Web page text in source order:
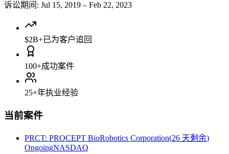
诉讼期间 : Jul 15, 2019 – Feb 22, 2023
$2B+已为客户追回
100+成功案件
25+年执业经验
当前案件
PRCT: PROCEPT BioRobotics Corporation(26 天剩余)
OngoingNASDAQ